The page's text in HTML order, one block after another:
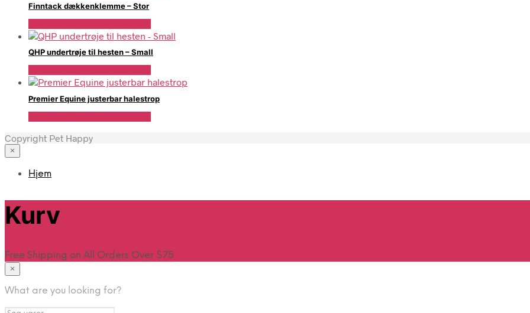
Finntack dækkenklemme – Stor
QHP undertrøje til hesten – Small
Premier Equine justerbar halestrop
Copyright Pet Happy
×
Hjem
Kurv
Free Shipping on All Orders Over $75
×
What are you looking for?